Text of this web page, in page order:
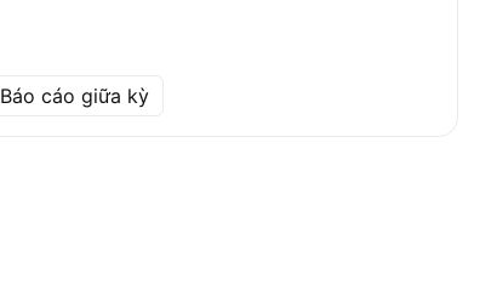
Báo cáo giữa kỳ